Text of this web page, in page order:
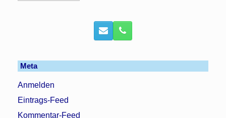
Meta
Anmelden
Eintrags-Feed
Kommentar-Feed